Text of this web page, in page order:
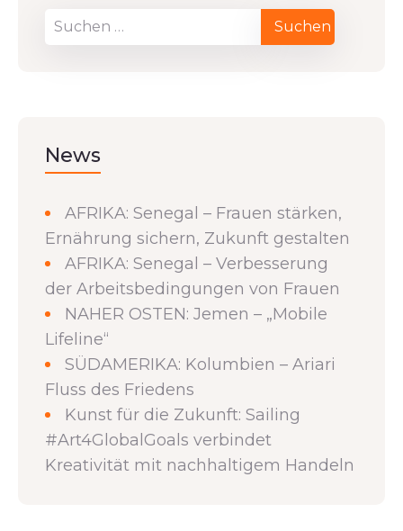
News
AFRIKA: Senegal – Frauen stärken,
Ernährung sichern, Zukunft gestalten
AFRIKA: Senegal – Verbesserung
der Arbeitsbedingungen von Frauen
NAHER OSTEN: Jemen – „Mobile
Lifeline“
SÜDAMERIKA: Kolumbien – Ariari
Fluss des Friedens
Kunst für die Zukunft: Sailing
#Art4GlobalGoals verbindet
Kreativität mit nachhaltigem Handeln